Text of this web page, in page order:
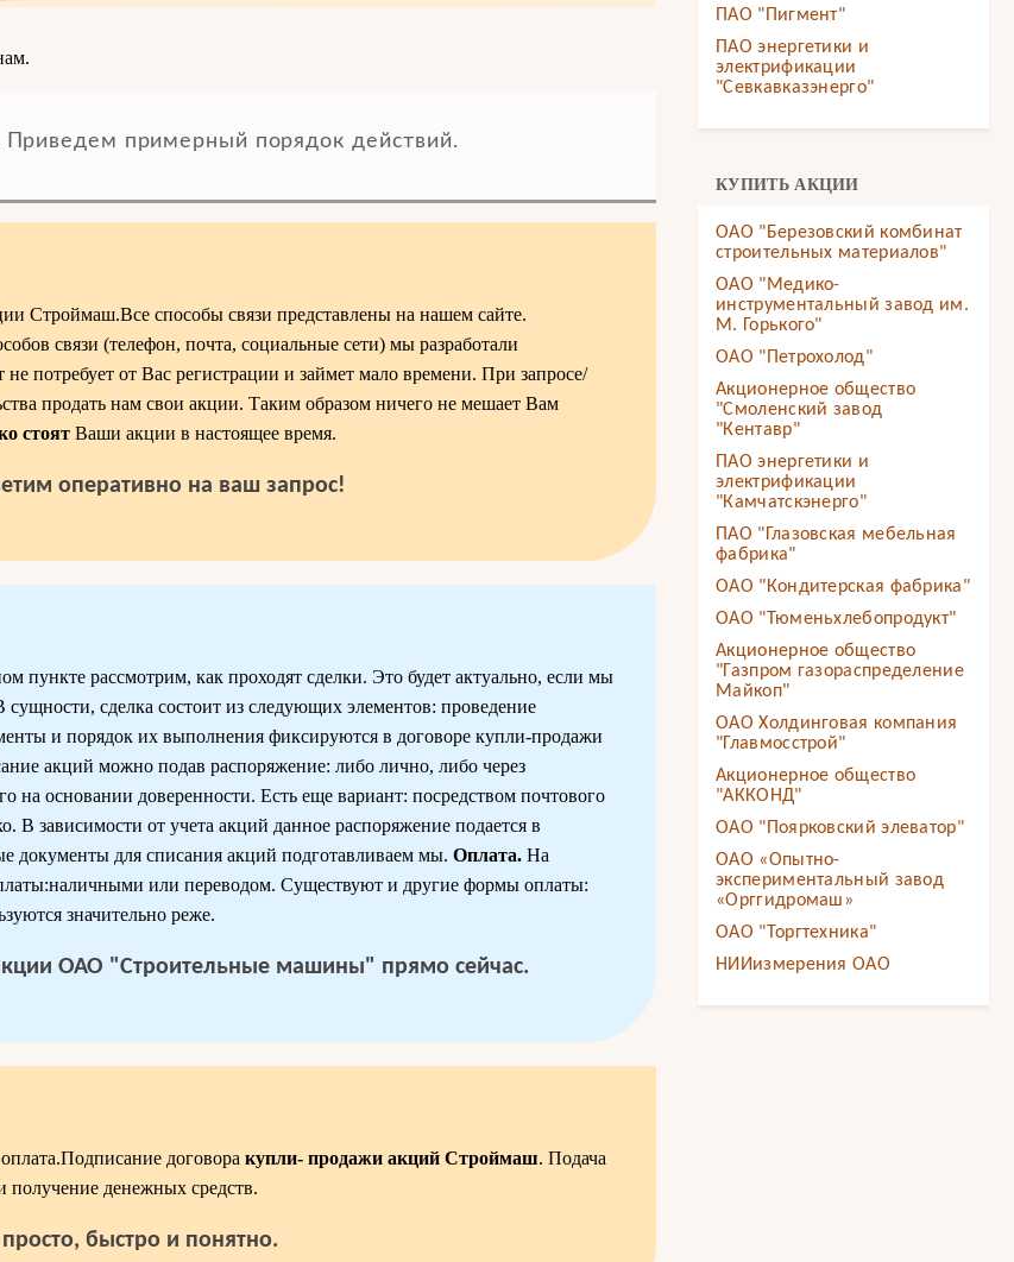
Приведем примерный порядок действий.
Строймаш.Все способы связи представлены на нашем сайте.
связи (телефон, почта, социальные сети) мы разработали
потребует от Вас регистрации и займет мало времени. При запросе/
продать нам свои акции. Таким образом ничего не мешает Вам
стоятВаши акции в настоящее время.
оперативно на ваш запрос!
рассмотрим, как проходят сделки. Это будет актуально, если мы
сделка состоит из следующих элементов: проведение
и порядок их выполнения фиксируются в договоре купли-продажи
акций можно подав распоряжение: либо лично, либо через
на основании доверенности. Есть еще вариант: посредством почтового
В зависимости от учета акций данное распоряжение подается в
документы для списания акций подготавливаем мы. Оплата. На
или переводом. Существуют и другие формы оплаты:
значительно реже.
ОАО "Строительные машины" прямо сейчас.
договора купли- продажи акций Строймаш. Подача
денежных средств.
просто, быстро и понятно.
ПАО "Пигмент"
ПАО энергетики и
электрификации
"Севкавказэнерго"
КУПИТЬ АКЦИИ
ОАО "Березовский комбинат
строительных материалов"
ОАО "Медико-
инструментальный завод им.
М. Горького"
ОАО "Петрохолод"
Акционерное общество
"Смоленский завод
"Кентавр"
ПАО энергетики и
электрификации
"Камчатскэнерго"
ПАО "Глазовская мебельная
фабрика"
ОАО "Кондитерская фабрика"
ОАО "Тюменьхлебопродукт"
Акционерное общество
"Газпром газораспределение
Майкоп"
ОАО Холдинговая компания
"Главмосстрой"
Акционерное общество
"АККОНД"
ОАО "Поярковский элеватор"
ОАО «Опытно-
экспериментальный завод
«Орггидромаш»
ОАО "Торгтехника"
НИИизмерения ОАО